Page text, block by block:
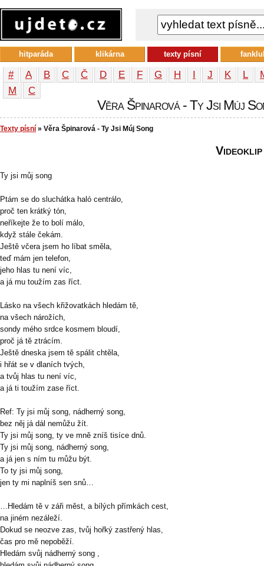
# A B C Č D E F G H I J K L
М
С
Věra Špinarová - Ty Jsi Múj
Texty písní » Věra Špinarová - Ty Jsi Múj Song
Ty jsi můj song
Ptám se do sluchátka haló centrálo,
proč ten krátký tón,
neříkejte že to bolí málo,
když stále čekám.
Ještě včera jsem ho líbat směla,
teď mám jen telefon,
jeho hlas tu není víc,
a já mu toužím zas říct.
Lásko na všech křižovatkách hledám tě,
na všech nárožích,
sondy mého srdce kosmem bloudí,
proč já tě ztrácím.
Ještě dneska jsem tě spálit chtěla,
i hřát se v dlaních tvých,
a tvůj hlas tu není víc,
a já ti toužím zase říct.
Ref: Ty jsi můj song, nádherný song,
bez něj já dál nemůžu žít.
Ty jsi můj song, ty ve mně zníš tisíce dnů.
Ty jsi můj song, nádherný song,
a já jen s ním tu můžu být.
To ty jsi můj song,
jen ty mi naplníš sen snů…
…Hledám tě v záři měst, a bílých přímkách cest,
na jiném nezáleží.
Dokud se neozve zas, tvůj hořký zastřený hlas,
čas pro mě nepoběží.
Hledám svůj nádherný song ,
Videoklip
hitparáda klikárna texty písní